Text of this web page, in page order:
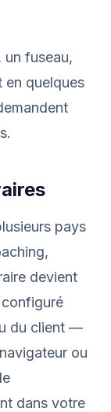
un fuseau,
en quelques
pays
devient
du client —
ou
dans votre